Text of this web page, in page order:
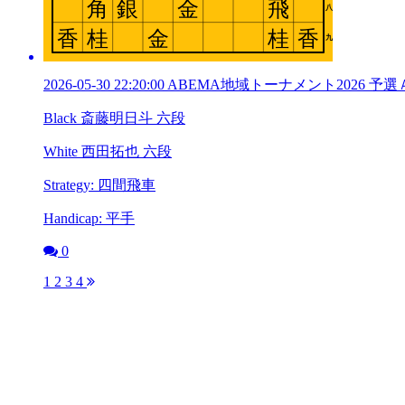
2026-05-30 22:20:00 ABEMA地域トーナメント2026 予
Black 斎藤明日斗 六段
White 西田拓也 六段
Strategy: 四間飛車
Handicap: 平手
0
1 2 3 4